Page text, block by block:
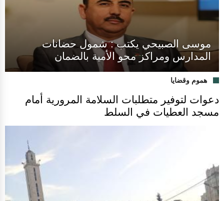
موسى الصبيحي يكتب : شمول حضانات
المدارس ومراكز محو الأمية بالضمان
هموم وقضايا
دعوات لتوفير متطلبات السلامة المرورية أمام
مسجد العطيات في السلط